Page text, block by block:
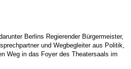
Berlins Regierender Bürgermeister,
und Wegbegleiter aus Politik,
Weg in das Foyer des Theatersaals im